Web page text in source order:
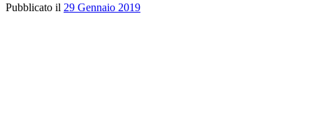
Pubblicato il 29 Gennaio 2019